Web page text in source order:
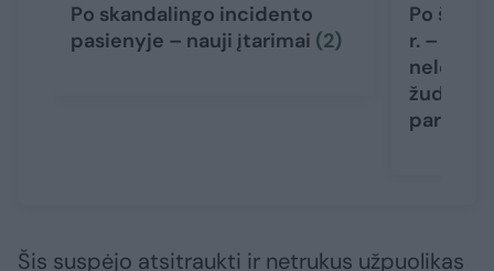
Po skandalingo incidento
pasienyje – nauji įtarimai (2)
Po
r. –
žudikas
Šis suspėjo atsitraukti ir netrukus užpuolikas